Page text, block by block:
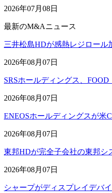
2026年07月08日
最新のM&Aニュース
三井松島HDが感熱レジロール
2026年08月07日
SRSホールディングス、
2026年08月07日
ENEOSホールディングスが米
2026年08月07日
東邦HDが完全子会社の東邦シ
2026年08月07日
シャープがディスプレイデバ